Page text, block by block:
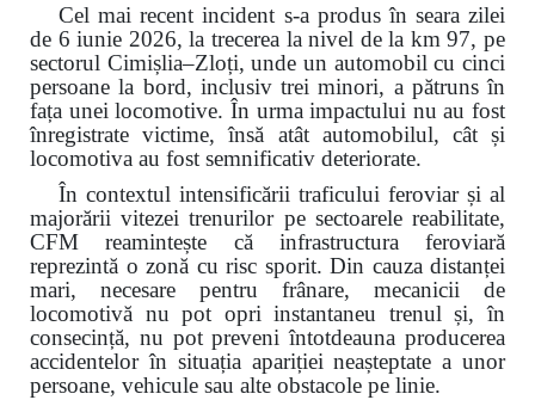
Cel mai recent incident s-a produs în seara zilei
de 6 iunie 2026, la trecerea la nivel de la km 97, pe
sectorul Cimișlia–Zloți, unde un automobil cu cinci
persoane la bord, inclusiv trei minori, a pătruns în
fața unei locomotive. În urma impactului nu au fost
înregistrate victime, însă atât automobilul, cât și
locomotiva au fost semnificativ deteriorate.
În contextul intensificării traficului feroviar și al
majorării vitezei trenurilor pe sectoarele reabilitate,
CFM reamintește că infrastructura feroviară
reprezintă o zonă cu risc sporit. Din cauza distanței
mari, necesare pentru frânare, mecanicii de
locomotivă nu pot opri instantaneu trenul și, în
consecință, nu pot preveni întotdeauna producerea
accidentelor în situația apariției neașteptate a unor
persoane, vehicule sau alte obstacole pe linie.